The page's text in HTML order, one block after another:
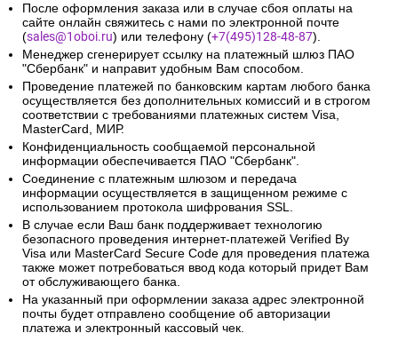
После оформления заказа или в случае сбоя оплаты на
сайте онлайн свяжитесь с нами по электронной почте
(sales@1oboi.ru) или телефону (+7(495)128-48-87).
Менеджер сгенерирует ссылку на платежный шлюз ПАО
"Сбербанк" и направит удобным Вам способом.
Проведение платежей по банковским картам любого банка
осуществляется без дополнительных комиссий и в строгом
соответствии с требованиями платежных систем Visa,
MasterCard, МИР.
Конфиденциальность сообщаемой персональной
информации обеспечивается ПАО "Сбербанк".
Соединение с платежным шлюзом и передача
информации осуществляется в защищенном режиме с
использованием протокола шифрования SSL.
В случае если Ваш банк поддерживает технологию
безопасного проведения интернет-платежей Verified By
Visa или MasterCard Secure Code для проведения платежа
также может потребоваться ввод кода который придет Вам
от обслуживающего банка.
На указанный при оформлении заказа адрес электронной
почты будет отправлено сообщение об авторизации
платежа и электронный кассовый чек.